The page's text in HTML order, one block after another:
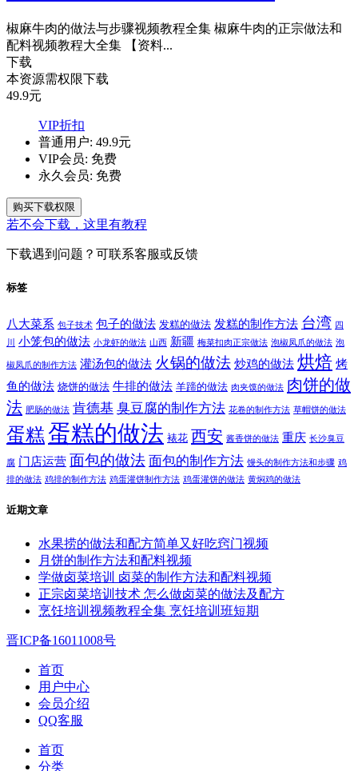
椒麻牛肉的做法与步骤视频教程全集 椒麻牛肉的正宗做法和
配料视频教程大全集 【资料...
下载
本资源需权限下载
49.9元
VIP折扣
普通用户: 49.9元
VIP会员: 免费
永久会员: 免费
购买下载权限
若不会下载，这里有教程
下载遇到问题？可联系客服或反馈
标签
八大菜系 包子技术 包子的做法 发糕的做法 发糕的制作方法 台湾 四
川
小笼包的做法 小龙虾的做法 山西 新疆 梅菜扣肉正宗做法 泡椒凤爪的做法 泡
椒凤爪的制作方法 灌汤包的做法 火锅的做法 炒鸡的做法 烘焙 烤
鱼的做法 烧饼的做法 牛排的做法 羊蹄的做法 肉夹馍的做法 肉饼的做
法 肥肠的做法 肯德基 臭豆腐的制作方法 花卷的制作方法 草帽饼的做法
蛋糕 蛋糕的做法 裱花 西安 酱香饼的做法 重庆 长沙臭豆
腐 门店运营 面包的做法 面包的制作方法 馒头的制作方法和步骤 鸡
排的做法 鸡排的制作方法 鸡蛋灌饼制作方法 鸡蛋灌饼的做法 黄焖鸡的做法
近期文章
水果捞的做法和配方简单又好吃窍门视频
月饼的制作方法和配料视频
学做卤菜培训 卤菜的制作方法和配料视频
正宗卤菜培训技术 怎么做卤菜的做法及配方
烹饪培训视频教程全集 烹饪培训班短期
晋ICP备16011008号
首页
用户中心
会员介绍
QQ客服
首页
分类